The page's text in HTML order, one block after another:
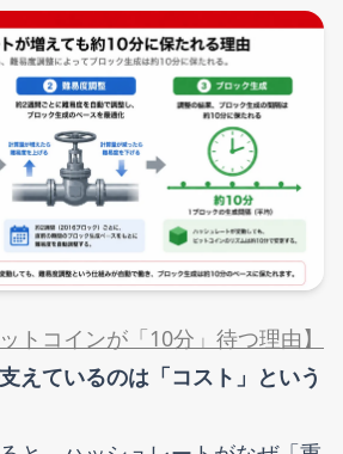
トコインが「10分」待つ理由】
えているのは「コスト」という